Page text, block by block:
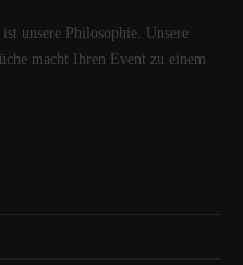
unsere Philosophie. Unsere
macht Ihren Event zu einem